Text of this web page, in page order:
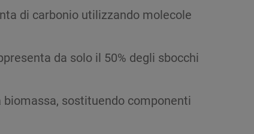
di carbonio utilizzando molecole
da solo il 50% degli sbocchi
sostituendo componenti